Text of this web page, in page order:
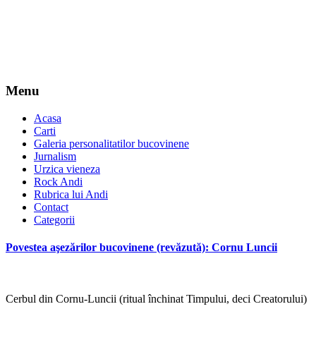
Menu
Acasa
Carti
Galeria personalitatilor bucovinene
Jurnalism
Urzica vieneza
Rock Andi
Rubrica lui Andi
Contact
Categorii
Povestea aşezărilor bucovinene (revăzută): Cornu Luncii
Cerbul din Cornu-Luncii (ritual închinat Timpului, deci Creatorului)